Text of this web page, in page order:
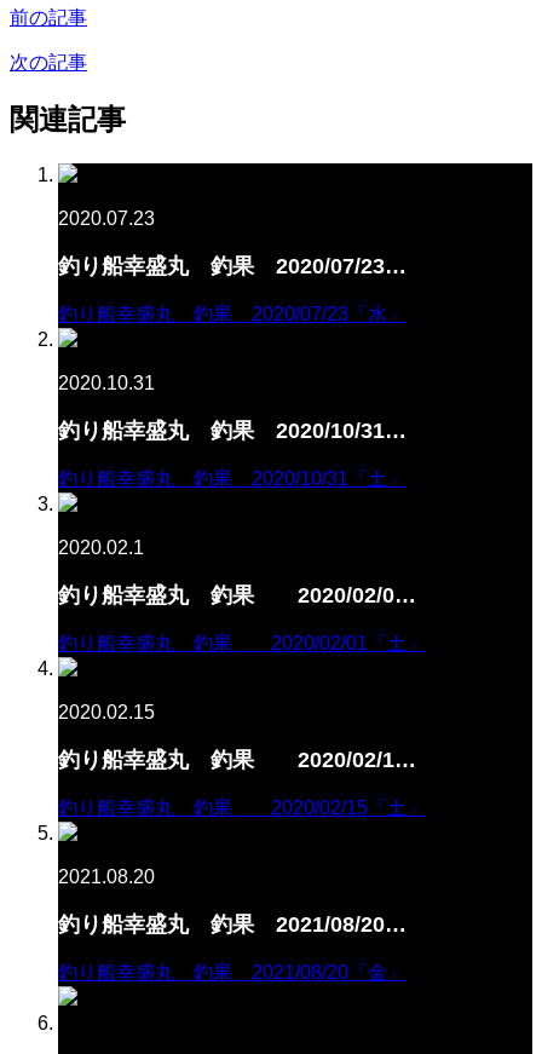
前の記事
次の記事
関連記事
2020.07.23
釣り船幸盛丸 釣果 2020/07/23…
釣り船幸盛丸 釣果 2020/07/23「水」
2020.10.31
釣り船幸盛丸 釣果 2020/10/31…
釣り船幸盛丸 釣果 2020/10/31「土」
2020.02.1
釣り船幸盛丸 釣果 2020/02/0…
釣り船幸盛丸 釣果 2020/02/01「土」
2020.02.15
釣り船幸盛丸 釣果 2020/02/1…
釣り船幸盛丸 釣果 2020/02/15「土」
2021.08.20
釣り船幸盛丸 釣果 2021/08/20…
釣り船幸盛丸 釣果 2021/08/20「金」